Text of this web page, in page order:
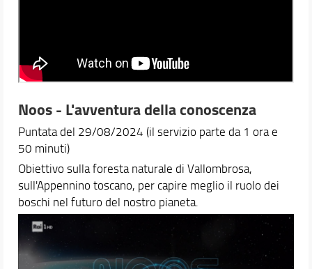
Noos - L'avventura della conoscenza
Puntata del 29/08/2024 (il servizio parte da 1 ora e
50 minuti)
Obiettivo sulla foresta naturale di Vallombrosa,
sull'Appennino toscano, per capire meglio il ruolo dei
boschi nel futuro del nostro pianeta.